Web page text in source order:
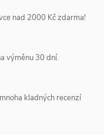
nad 2000 Kč zdarma!
výměnu 30 dní.
kladných recenzí